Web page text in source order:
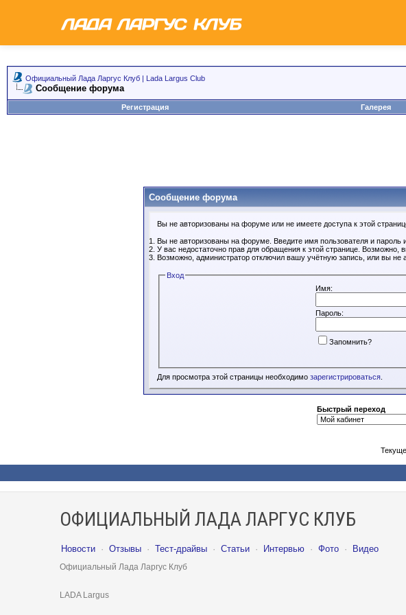
Официальный Лада Ларгус Клуб | Lada Largus Club
Сообщение форума
Регистрация
Галерея
Сообщение форума
Вы не авторизованы на форуме или не имеете доступа к этой
Вы не авторизованы на форуме. Введите имя пользователя и пароль
У вас недостаточно прав для обращения к этой странице.
Возможно, администратор отключил вашу учётную запись, или вы не
Вход
Имя:
Пароль:
Запомнить?
Для просмотра этой страницы необходимо зарегистрироваться
Быстрый переход
ОФИЦИАЛЬНЫЙ ЛАДА ЛАРГУС КЛУБ
Новости · Отзывы · Тест-драйвы · Статьи · Интервью · Фото · Видео
Официальный Лада Ларгус Клуб
LADA Largus